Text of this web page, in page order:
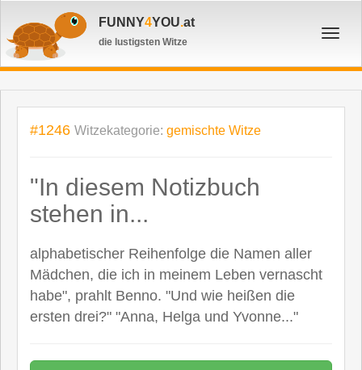
FUNNY4YOU.at
die lustigsten Witze
#1246 Witzekategorie: gemischte Witze
"In diesem Notizbuch
stehen in...
alphabetischer Reihenfolge die Namen aller
Mädchen, die ich in meinem Leben vernascht
habe", prahlt Benno. "Und wie heißen die
ersten drei?" "Anna, Helga und Yvonne..."